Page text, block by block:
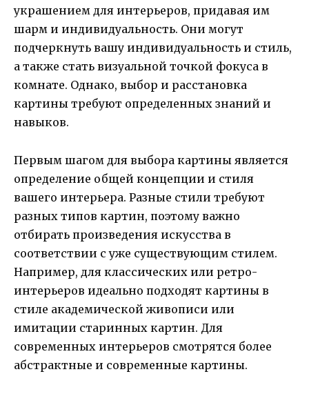
украшением для интерьеров, придавая им
шарм и индивидуальность. Они могут
подчеркнуть вашу индивидуальность и стиль,
а также стать визуальной точкой фокуса в
комнате. Однако, выбор и расстановка
картины требуют определенных знаний и
навыков.
Первым шагом для выбора картины является
определение общей концепции и стиля
вашего интерьера. Разные стили требуют
разных типов картин, поэтому важно
отбирать произведения искусства в
соответствии с уже существующим стилем.
Например, для классических или ретро-
интерьеров идеально подходят картины в
стиле академической живописи или
имитации старинных картин. Для
современных интерьеров смотрятся более
абстрактные и современные картины.